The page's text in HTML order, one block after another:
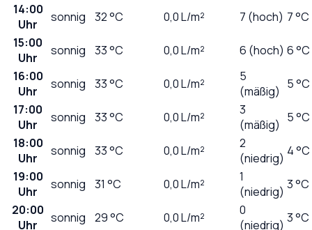
14:00
Uhr
sonnig 32°C 0,0L/m² 7 (hoch) 7 °C
15:00
Uhr
sonnig 33°C 0,0L/m² 6 (hoch) 6 °C
16:00
Uhr
sonnig 33°C 0,0L/m²
5
(mäßig) 5 °C
17:00
Uhr
sonnig 33°C 0,0L/m²
3
(mäßig) 5 °C
18:00
Uhr
sonnig 33°C 0,0L/m²
2
(niedrig) 4 °C
19:00
Uhr
sonnig 31 °C 0,0L/m²
1
(niedrig) 3 °C
20:00
Uhr
sonnig 29°C 0,0L/m²
0
(niedrig) 3 °C